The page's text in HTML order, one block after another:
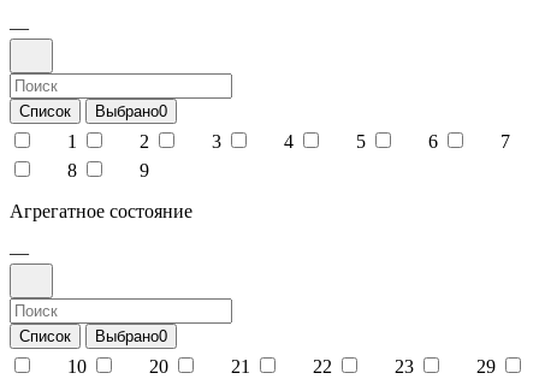
—
Список Выбрано0
1 2 3 4 5 6
7
8
9
Агрегатное состояние
—
Список Выбрано0
10 20 21 22 23
29